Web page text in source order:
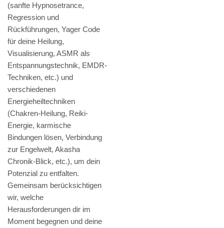
(sanfte Hypnosetrance,
Regression und
Rückführungen, Yager Code
für deine Heilung,
Visualisierung, ASMR als
Entspannungstechnik, EMDR-
Techniken, etc.) und
verschiedenen
Energieheiltechniken
(Chakren-Heilung, Reiki-
Energie, karmische
Bindungen lösen, Verbindung
zur Engelwelt, Akasha
Chronik-Blick, etc.), um dein
Potenzial zu entfalten.
Gemeinsam berücksichtigen
wir, welche
Herausforderungen dir im
Moment begegnen und deine